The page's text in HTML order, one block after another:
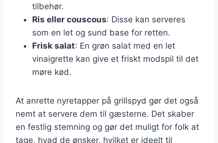
tilbehør.
Ris eller couscous: Disse kan serveres
som en let og sund base for retten.
Frisk salat: En grøn salat med en let
vinaigrette kan give et friskt modspil til det
møre kød.
At anrette nyretapper på grillspyd gør det også
nemt at servere dem til gæsterne. Det skaber
en festlig stemning og gør det muligt for folk at
tage, hvad de ønsker, hvilket er ideelt til